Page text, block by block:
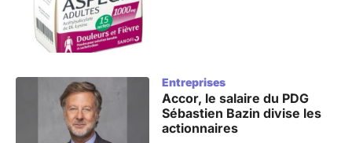
Entreprises
Accor, le salaire du PDG
Sébastien Bazin divise les
actionnaires